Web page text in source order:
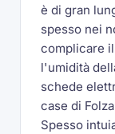
è di gran
spesso nei
complicare
l'umidità
schede
case di
Spesso